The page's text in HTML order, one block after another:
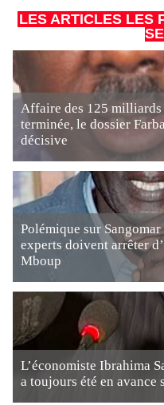
LES ARTICLES LES
Affaire des 125
terminée, le dossier
décisive
Polémique sur
experts doivent arrêter
Mboup
L’économiste Ibrahima
a toujours été en avance